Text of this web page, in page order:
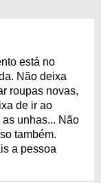
está no
Não deixa
roupas novas,
de ir ao
unhas... Não
também.
a pessoa